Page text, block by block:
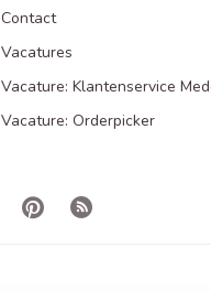
Contact
Vacatures
Vacature: Klantenservice
Vacature: Orderpicker